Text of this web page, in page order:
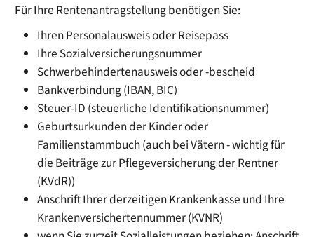
Für Ihre Rentenantragstellung benötigen Sie:
Ihren Personalausweis oder Reisepass
Ihre Sozialversicherungsnummer
Schwerbehindertenausweis oder -bescheid
Bankverbindung (IBAN, BIC)
Steuer-ID (steuerliche Identifikationsnummer)
Geburtsurkunden der Kinder oder
Familienstammbuch (auch bei Vätern - wichtig für
die Beiträge zur Pflegeversicherung der Rentner
(KVdR))
Anschrift Ihrer derzeitigen Krankenkasse und Ihre
Krankenversichertennummer (KVNR)